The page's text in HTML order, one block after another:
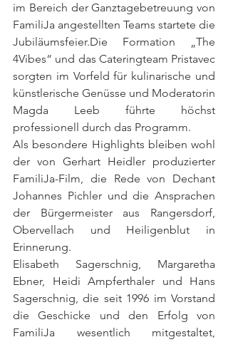
im Bereich der Ganztagebetreuung von
FamiliJa angestellten Teams startete die
Jubiläumsfeier.Die Formation „The
4Vibes“ und das Cateringteam Pristavec
sorgten im Vorfeld für kulinarische und
künstlerische Genüsse und Moderatorin
Magda Leeb führte höchst
professionell durch das Programm.
Als besondere Highlights bleiben wohl
der von Gerhart Heidler produzierter
FamiliJa-Film, die Rede von Dechant
Johannes Pichler und die Ansprachen
der Bürgermeister aus Rangersdorf,
Obervellach und Heiligenblut in
Erinnerung.
Elisabeth Sagerschnig, Margaretha
Ebner, Heidi Ampferthaler und Hans
Sagerschnig, die seit 1996 im Vorstand
die Geschicke und den Erfolg von
FamiliJa wesentlich mitgestaltet,